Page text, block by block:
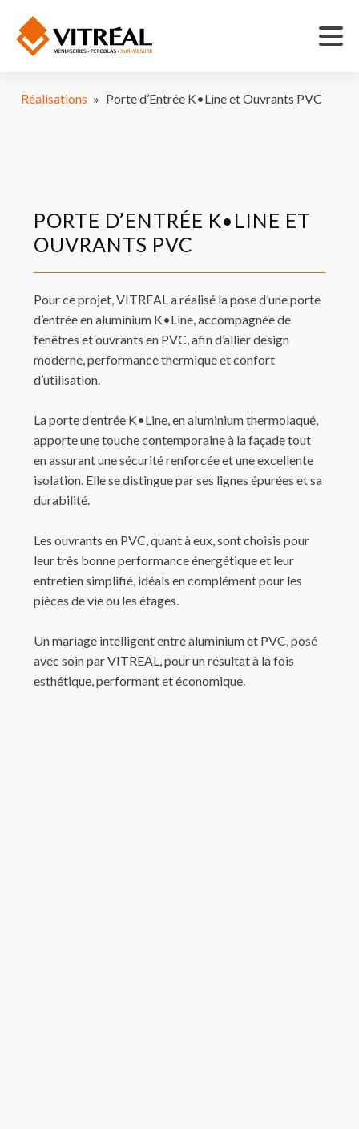
Réalisations » Porte d’Entrée K•Line et Ouvrants PVC
PORTE D’ENTRÉE K•LINE ET
OUVRANTS PVC
Pour ce projet, VITREAL a réalisé la pose d’une porte
d’entrée en aluminium K•Line, accompagnée de
fenêtres et ouvrants en PVC, afin d’allier design
moderne, performance thermique et confort
d’utilisation.
La porte d’entrée K•Line, en aluminium thermolaqué,
apporte une touche contemporaine à la façade tout
en assurant une sécurité renforcée et une excellente
isolation. Elle se distingue par ses lignes épurées et sa
durabilité.
Les ouvrants en PVC, quant à eux, sont choisis pour
leur très bonne performance énergétique et leur
entretien simplifié, idéals en complément pour les
pièces de vie ou les étages.
Un mariage intelligent entre aluminium et PVC, posé
avec soin par VITREAL, pour un résultat à la fois
esthétique, performant et économique.